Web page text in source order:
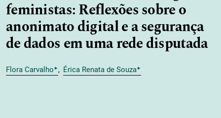
feministas: Reflexões sobre o
anonimato digital e a segurança
de dados em uma rede disputada
Flora Carvalho ▸ Érica Renata de Souza▸